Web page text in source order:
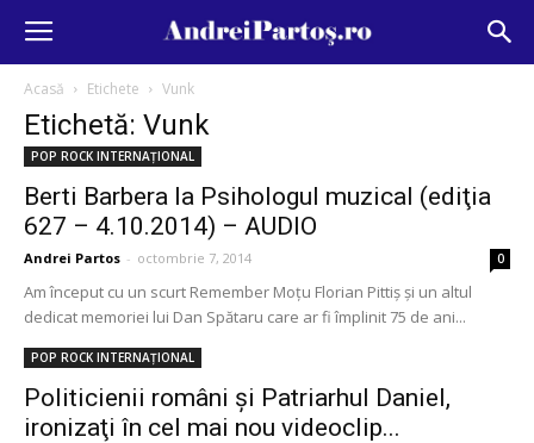
Acasă Etichete Vunk
Etichetă: Vunk
POP ROCK INTERNAȚIONAL
Berti Barbera la Psihologul muzical (ediţia
627 – 4.10.2014) – AUDIO
Andrei Partos - octombrie 7, 2014 0
Am început cu un scurt Remember Moţu Florian Pittiş şi un altul
dedicat memoriei lui Dan Spătaru care ar fi împlinit 75 de ani...
POP ROCK INTERNAȚIONAL
Politicienii români şi Patriarhul Daniel,
ironizaţi în cel mai nou videoclip...